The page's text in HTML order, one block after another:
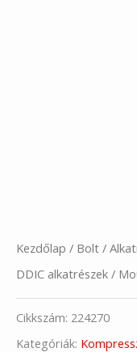
Kezdőlap / Bolt /
DDIC alkatrészek /
Cikkszám: 224270
Kategóriák: